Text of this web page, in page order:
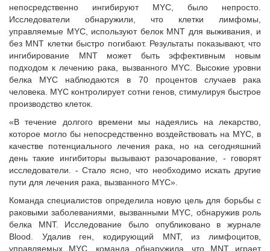
непосредственно ингибируют MYC, было непросто.
Исследователи обнаружили, что клетки лимфомы,
управляемые MYC, используют белок MNT для выживания, и
без MNT клетки быстро погибают. Результаты показывают, что
ингибирование MNT может быть эффективным новым
подходом к лечению рака, вызванного MYC. Высокие уровни
белка MYC наблюдаются в 70 процентов случаев рака
человека. MYC контролирует сотни генов, стимулируя быстрое
производство клеток.
«В течение долгого времени мы надеялись на лекарство,
которое могло бы непосредственно воздействовать на MYC, в
качестве потенциального лечения рака, но на сегодняшний
день такие ингибиторы вызывают разочарование, - говорят
исследователи. - Стало ясно, что необходимо искать другие
пути для лечения рака, вызванного MYC».
Команда специалистов определила новую цель для борьбы с
раковыми заболеваниями, вызванными MYC, обнаружив роль
белка MNT. Исследование было опубликовано в журнале
Blood. Удалив ген, кодирующий MNT, из лимфоцитов,
управляемых MYC, команда обнаружила, что MNT играет